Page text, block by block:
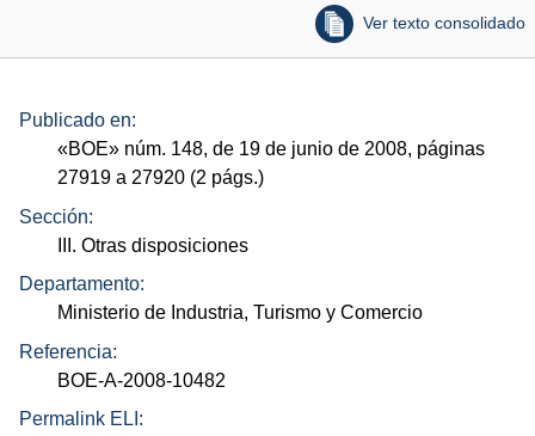
Ver texto consolidado
Publicado en:
«BOE» núm. 148, de 19 de junio de 2008, páginas
27919 a 27920 (2 págs.)
Sección:
III. Otras disposiciones
Departamento:
Ministerio de Industria, Turismo y Comercio
Referencia:
BOE-A-2008-10482
Permalink ELI: